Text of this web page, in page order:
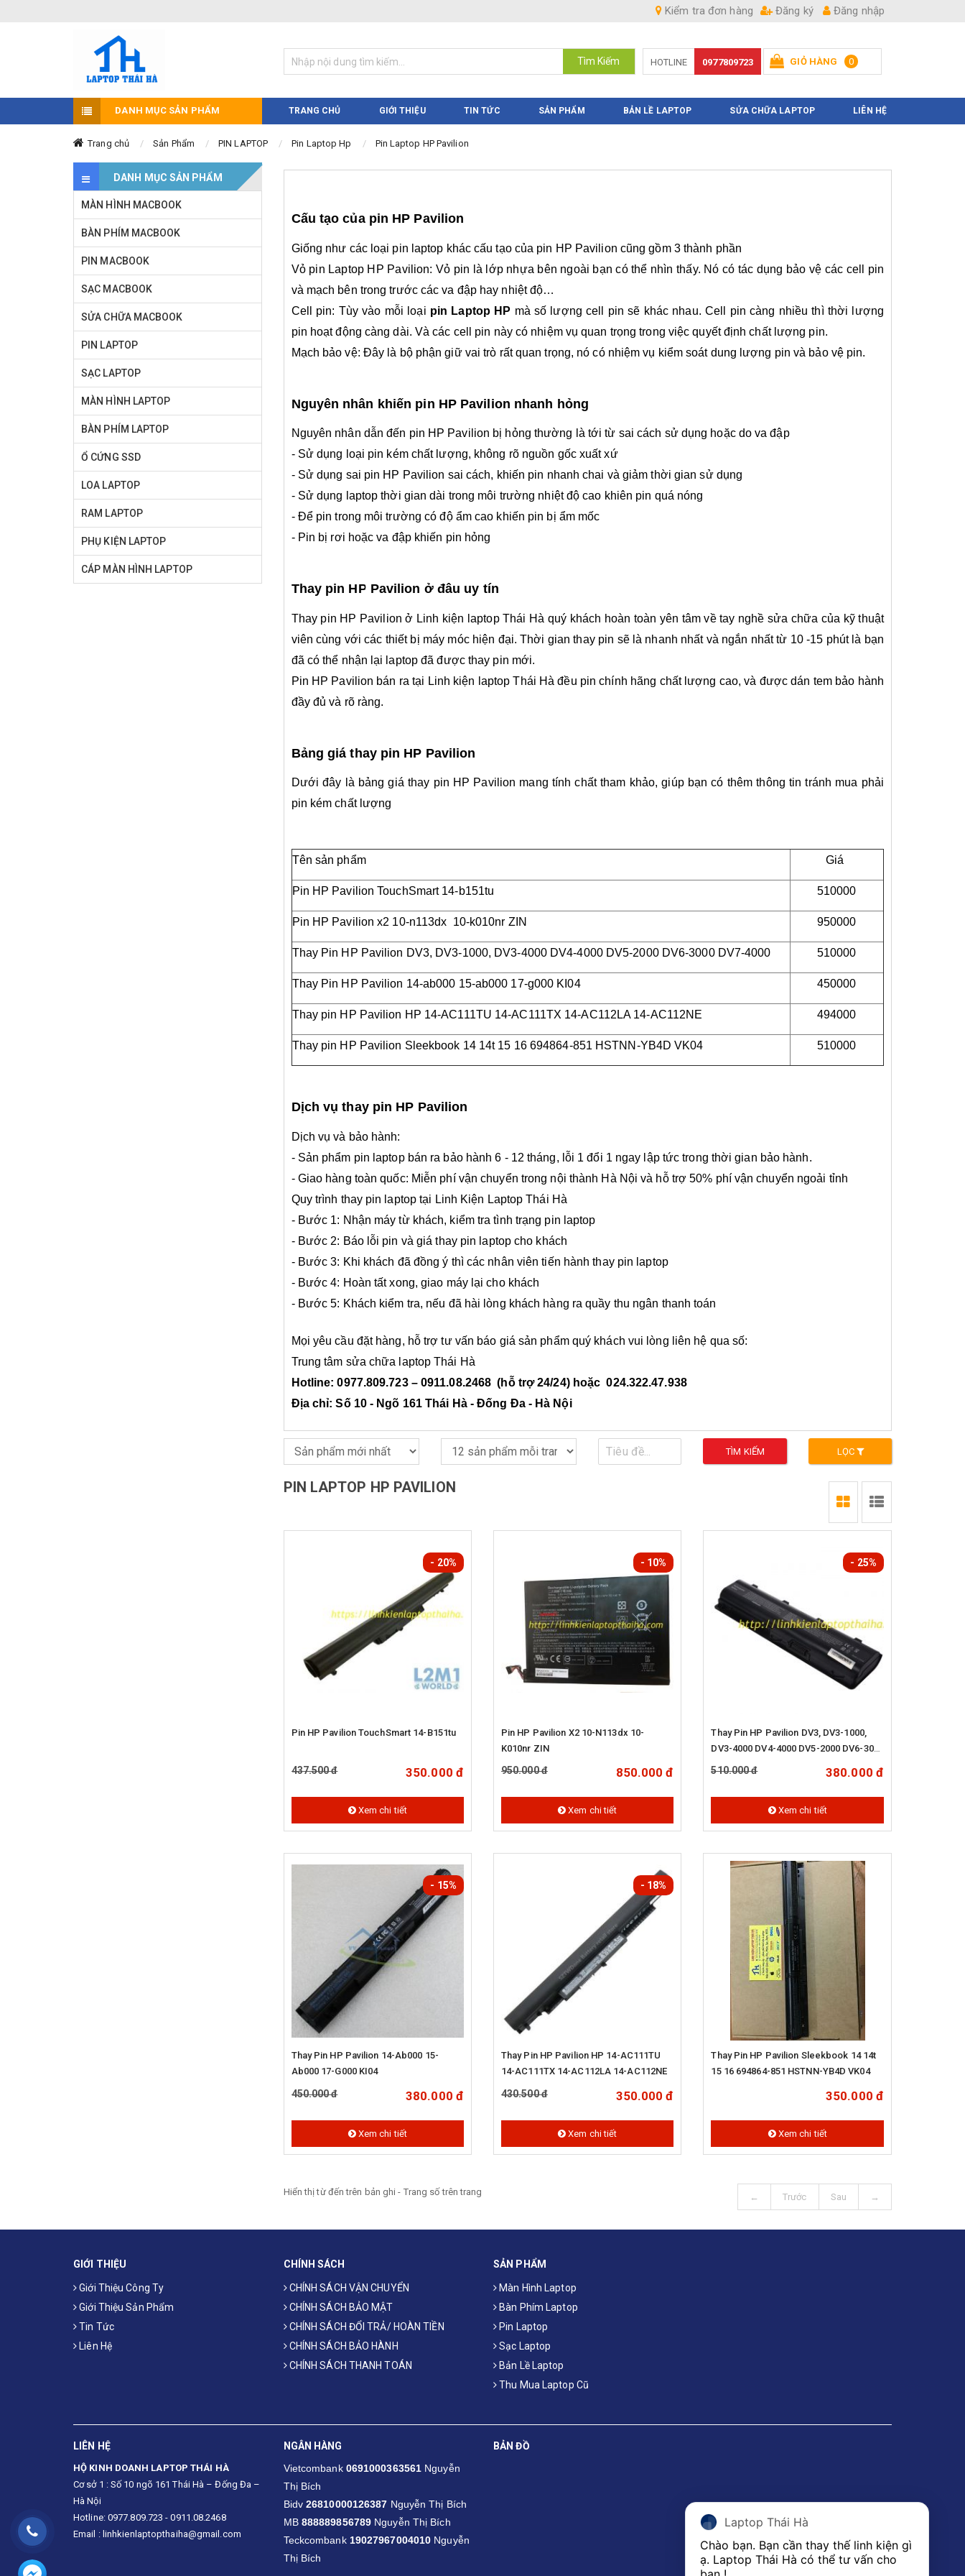
Đăng ký Đăng nhập
Kiểm tra đơn hàng
Tìm Kiếm HOTLINE 0977809723 GIỎ HÀNG 0
DANH MỤC SẢN PHẨM TRANG CHỦ GIỚI THIỆU TIN TỨC SẢN PHẨM BẢN LỀ LAPTOP SỬA CHỮA LAPTOP LIÊN HỆ
Trang chủ Sản Phẩm PIN LAPTOP Pin Laptop Hp Pin Laptop HP Pavilion
Cấu tạo của pin HP Pavilion
Giống như các loại pin laptop khác cấu tạo của pin HP Pavilion cũng gồm 3 thành phần
Vỏ pin Laptop HP Pavilion: Vỏ pin là lớp nhựa bên ngoài bạn có thể nhìn thấy. Nó có tác dụng bảo vệ các cell pin
và mạch bên trong trước các va đập hay nhiệt độ…
Cell pin: Tùy vào mỗi loại pin Laptop HP mà số lượng cell pin sẽ khác nhau. Cell pin càng nhiều thì thời lượng
pin hoạt động càng dài. Và các cell pin này có nhiệm vụ quan trọng trong việc quyết định chất lượng pin.
Mạch bảo vệ: Đây là bộ phận giữ vai trò rất quan trọng, nó có nhiệm vụ kiểm soát dung lượng pin và bảo vệ pin.
Nguyên nhân khiến pin HP Pavilion nhanh hỏng
Nguyên nhân dẫn đến pin HP Pavilion bị hỏng thường là tới từ sai cách sử dụng hoặc do va đập
- Sử dụng loại pin kém chất lượng, không rõ nguồn gốc xuất xứ
- Sử dụng sai pin HP Pavilion sai cách, khiến pin nhanh chai và giảm thời gian sử dụng
- Sử dụng laptop thời gian dài trong môi trường nhiệt độ cao khiên pin quá nóng
- Để pin trong môi trường có độ ẩm cao khiến pin bị ẩm mốc
- Pin bị rơi hoặc va đập khiến pin hỏng
Thay pin HP Pavilion ở đâu uy tín
Thay pin HP Pavilion ở Linh kiện laptop Thái Hà quý khách hoàn toàn yên tâm về tay nghề sửa chữa của kỹ thuật
viên cùng với các thiết bị máy móc hiện đại. Thời gian thay pin sẽ là nhanh nhất và ngắn nhất từ 10 -15 phút là bạn
đã có thể nhận lại laptop đã được thay pin mới.
Pin HP Pavilion bán ra tại Linh kiện laptop Thái Hà đều pin chính hãng chất lượng cao, và được dán tem bảo hành
đầy đủ và rõ ràng.
Bảng giá thay pin HP Pavilion
Dưới đây là bảng giá thay pin HP Pavilion mang tính chất tham khảo, giúp bạn có thêm thông tin tránh mua phải
pin kém chất lượng
Tên sản phẩm Giá
Pin HP Pavilion TouchSmart 14-b151tu 510000
Pin HP Pavilion x2 10-n113dx 10-k010nr ZIN 950000
Thay Pin HP Pavilion DV3, DV3-1000, DV3-4000 DV4-4000 DV5-2000 DV6-3000 DV7-4000 510000
Thay Pin HP Pavilion 14-ab000 15-ab000 17-g000 KI04 450000
Thay pin HP Pavilion HP 14-AC111TU 14-AC111TX 14-AC112LA 14-AC112NE 494000
Thay pin HP Pavilion Sleekbook 14 14t 15 16 694864-851 HSTNN-YB4D VK04 510000
Dịch vụ thay pin HP Pavilion
Dịch vụ và bảo hành:
- Sản phẩm pin laptop bán ra bảo hành 6 - 12 tháng, lỗi 1 đổi 1 ngay lập tức trong thời gian bảo hành.
- Giao hàng toàn quốc: Miễn phí vận chuyển trong nội thành Hà Nội và hỗ trợ 50% phí vận chuyển ngoải tỉnh
Quy trình thay pin laptop tại Linh Kiện Laptop Thái Hà
- Bước 1: Nhận máy từ khách, kiểm tra tình trạng pin laptop
- Bước 2: Báo lỗi pin và giá thay pin laptop cho khách
- Bước 3: Khi khách đã đồng ý thì các nhân viên tiến hành thay pin laptop
- Bước 4: Hoàn tất xong, giao máy lại cho khách
- Bước 5: Khách kiểm tra, nếu đã hài lòng khách hàng ra quầy thu ngân thanh toán
Mọi yêu cầu đặt hàng, hỗ trợ tư vấn báo giá sản phẩm quý khách vui lòng liên hệ qua số:
Trung tâm sửa chữa laptop Thái Hà
Hotline: 0977.809.723 – 0911.08.2468 (hỗ trợ 24/24) hoặc 024.322.47.938
Địa chỉ: Số 10 - Ngõ 161 Thái Hà - Đống Đa - Hà Nội
TÌM KIẾM LỌC
PIN LAPTOP HP PAVILION
Pin HP Pavilion TouchSmart 14-B151tu
437.500 đ 350.000 đ
- 20%
Xem chi tiết
Pin HP Pavilion X2 10-N113dx 10-
K010nr ZIN
950.000 đ 850.000 đ
- 10%
Xem chi tiết
Thay Pin HP Pavilion DV3, DV3-1000,
DV3-4000 DV4-4000 DV5-2000 DV6-3000
DV7-4000
510.000 đ 380.000 đ
- 25%
Xem chi tiết
Thay Pin HP Pavilion 14-Ab000 15-
Ab000 17-G000 KI04
450.000 đ 380.000 đ
- 15%
Xem chi tiết
Thay Pin HP Pavilion HP 14-AC111TU
14-AC111TX 14-AC112LA 14-AC112NE
430.500 đ 350.000 đ
- 18%
Xem chi tiết
Thay Pin HP Pavilion Sleekbook 14 14t
15 16 694864-851 HSTNN-YB4D VK04
350.000 đ
Xem chi tiết
Hiển thị từ đếntrên bản ghi - Trang sốtrêntrang ← Trước Sau →
DANH MỤC SẢN PHẨM
MÀN HÌNH MACBOOK
BÀN PHÍM MACBOOK
PIN MACBOOK
SẠC MACBOOK
SỬA CHỮA MACBOOK
PIN LAPTOP
SẠC LAPTOP
MÀN HÌNH LAPTOP
BÀN PHÍM LAPTOP
Ổ CỨNG SSD
LOA LAPTOP
RAM LAPTOP
PHỤ KIỆN LAPTOP
CÁP MÀN HÌNH LAPTOP
GIỚI THIỆU
Giới Thiệu Công Ty
Giới Thiệu Sản Phẩm
Tin Tức
Liên Hệ
CHÍNH SÁCH
CHÍNH SÁCH VẬN CHUYỂN
CHÍNH SÁCH BẢO MẬT
CHÍNH SÁCH ĐỔI TRẢ/ HOÀN TIỀN
CHÍNH SÁCH BẢO HÀNH
CHÍNH SÁCH THANH TOÁN
SẢN PHẨM
Màn Hình Laptop
Bàn Phím Laptop
Pin Laptop
Sạc Laptop
Bản Lề Laptop
Thu Mua Laptop Cũ
LIÊN HỆ
HỘ KINH DOANH LAPTOP THÁI HÀ
Cơ sở 1 : Số 10 ngõ 161 Thái Hà – Đống Đa –
Hà Nội
Hotline: 0977.809.723 - 0911.08.2468
Email : linhkienlaptopthaiha@gmail.com
NGÂN HÀNG
Vietcombank 0691000363561 Nguyễn
Thị Bích
Bidv 26810000126387 Nguyễn Thị Bích
MB 888889856789 Nguyễn Thị Bích
Teckcombank 19027967004010 Nguyễn
Thị Bích
BẢN ĐỒ
Laptop Thái Hà
Chào bạn. Bạn cần thay thế linh kiện gì
ạ. Laptop Thái Hà có thể tư vấn cho